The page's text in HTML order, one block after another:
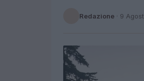
Redazione · 9